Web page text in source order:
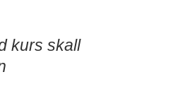
kurs skall